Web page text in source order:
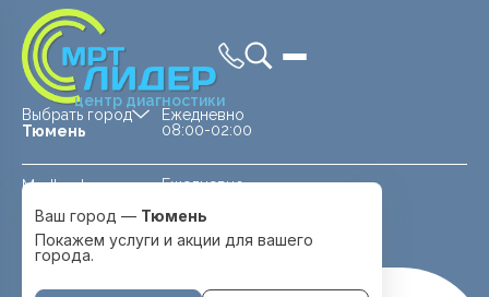
центр диагностики
Выбрать город
Тюмень
Medland —
Тюмень
Ежедневно
08:00-02:00
Ежедневно
Перейти
Ваш город — Тюмень
Покажем услуги и акции для вашего
города.